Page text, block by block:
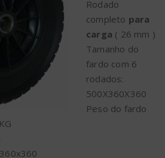
Rodado
completo para
carga ( 26 mm )
Tamanho do
fardo com 6
rodados:
500X360X360
Peso do fardo